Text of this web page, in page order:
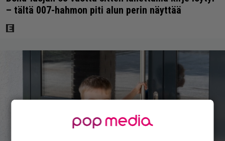
– tältä 007-hahmon piti alun perin näyttää